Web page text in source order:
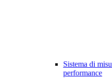
Sistema di
performance